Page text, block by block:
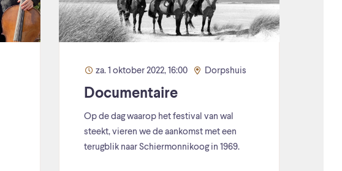
za. 1 oktober 2022, 16:00 Dorpshuis
Documentaire
Op de dag waarop het festival van wal
steekt, vieren we de aankomst met een
terugblik naar Schiermonnikoog in 1969.